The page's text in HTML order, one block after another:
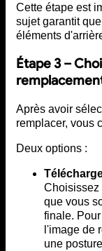
Cette étape est
sujet garantit
éléments
Étape 3 –
Après avoir
remplacer, vous
Deux options :
Choisissez
que vous
finale.
l'image de
une